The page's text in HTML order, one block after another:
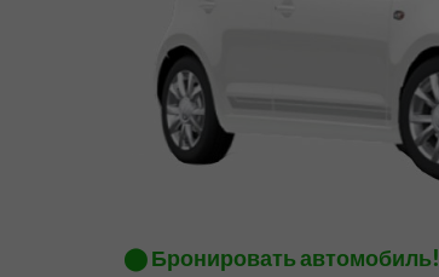
⬤ Бронировать автомобиль!